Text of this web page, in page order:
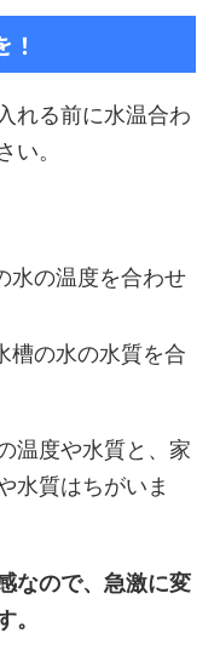
れる前に水温合わ
い。
水の温度を合わせ
槽の水の水質を合
温度や水質と、家
水質はちがいま
なので、急激に変
。